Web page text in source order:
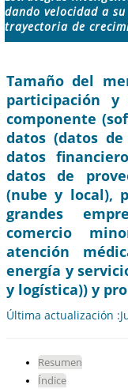
dando velocidad a su
trayectoria de
Tamaño del
participación
componente
datos (datos
datos
datos de
(nube y local),
grandes
comercio
atención
energía y
y logística)) y
Última actualización
Resumen
Índice